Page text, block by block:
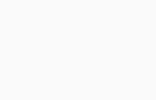
fidélité qui nous